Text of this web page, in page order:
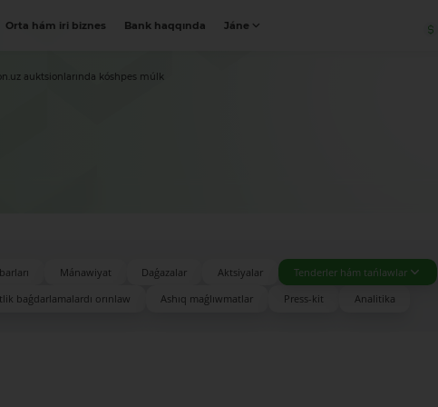
Orta hám iri biznes Bank haqqında Jáne
auktsionlarında kóshpes múlk
Mánawiyat Daǵazalar Aktsiyalar Tenderler hám tańlawlar
baǵdarlamalardı orınlaw
Ashıq maǵlıwmatlar Press-kit Analitika